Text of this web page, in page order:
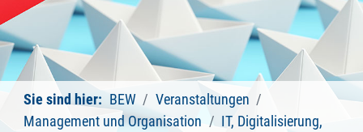
Sie sind hier: BEW
Veranstaltungen
Management und Organisation
IT, Digitalisierung,